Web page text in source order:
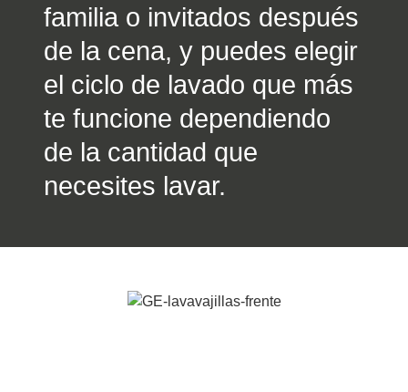
familia o invitados después
de la cena, y puedes elegir
el ciclo de lavado que más
te funcione dependiendo
de la cantidad que
necesites lavar.